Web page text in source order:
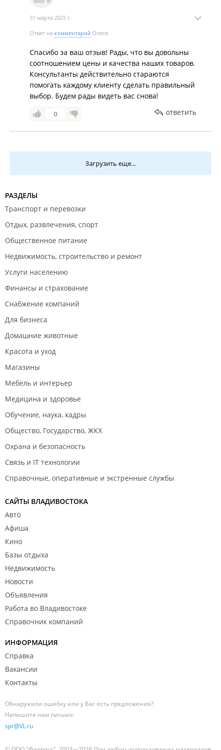
31 марта 2025 г.
Ответ на комментарий Олеся
Спасибо за ваш отзыв! Рады, что вы довольны
соотношением цены и качества наших товаров.
Консультанты действительно стараются
помогать каждому клиенту сделать правильный
выбор. Будем рады видеть вас снова!
0 ответить
Загрузить еще...
РАЗДЕЛЫ
Транспорт и перевозки
Отдых, развлечения, спорт
Общественное питание
Недвижимость, строительство и ремонт
Услуги населению
Финансы и страхование
Снабжение компаний
Для бизнеса
Домашние животные
Красота и уход
Магазины
Мебель и интерьер
Медицина и здоровье
Обучение, наука, кадры
Общество, Государство, ЖКХ
Охрана и безопасность
Связь и IT технологии
Справочные, оперативные и экстренные службы
САЙТЫ ВЛАДИВОСТОКА
Авто
Афиша
Кино
Базы отдыха
Недвижимость
Новости
Объявления
Работа во Владивостоке
Справочник компаний
ИНФОРМАЦИЯ
Справка
Вакансии
Контакты
Обнаружили ошибку или у Вас есть предложения?
Напишите нам письмо:
spr@VL.ru